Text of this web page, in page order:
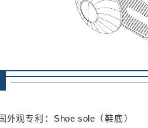
外观专利： Shoe sole （鞋底）